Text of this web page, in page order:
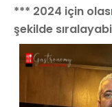
*** 2024 için
şekilde